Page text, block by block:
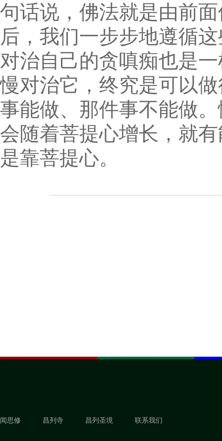
句话说，佛法就是由前
后，我们一步步地遵循
对治自己的贪嗔痴也是
慢对治它，终究是可以
事能做、那件事不能做
会随着菩提心增长，就
是靠菩提心。
闻思修 昌列寺 昌列圣境 联系我们